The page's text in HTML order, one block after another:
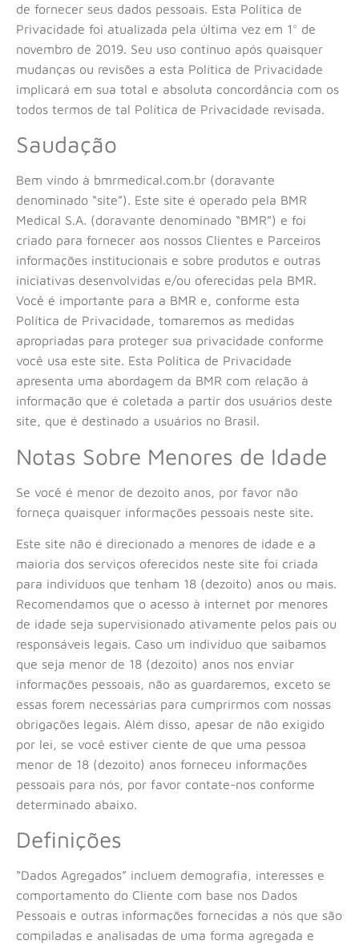
de fornecer seus dados pessoais. Esta Política de
Privacidade foi atualizada pela última vez em 1° de
novembro de 2019. Seu uso contínuo após quaisquer
mudanças ou revisões a esta Política de Privacidade
implicará em sua total e absoluta concordância com os
todos termos de tal Política de Privacidade revisada.
Saudação
Bem vindo à bmrmedical.com.br (doravante
denominado “site”). Este site é operado pela BMR
Medical S.A. (doravante denominado “BMR”) e foi
criado para fornecer aos nossos Clientes e Parceiros
informações institucionais e sobre produtos e outras
iniciativas desenvolvidas e/ou oferecidas pela BMR.
Você é importante para a BMR e, conforme esta
Política de Privacidade, tomaremos as medidas
apropriadas para proteger sua privacidade conforme
você usa este site. Esta Política de Privacidade
apresenta uma abordagem da BMR com relação à
informação que é coletada a partir dos usuários deste
site, que é destinado a usuários no Brasil.
Notas Sobre Menores de Idade
Se você é menor de dezoito anos, por favor não
forneça quaisquer informações pessoais neste site.
Este site não é direcionado a menores de idade e a
maioria dos serviços oferecidos neste site foi criada
para indivíduos que tenham 18 (dezoito) anos ou mais.
Recomendamos que o acesso à internet por menores
de idade seja supervisionado ativamente pelos pais ou
responsáveis legais. Caso um indivíduo que saibamos
que seja menor de 18 (dezoito) anos nos enviar
informações pessoais, não as guardaremos, exceto se
essas forem necessárias para cumprirmos com nossas
obrigações legais. Além disso, apesar de não exigido
por lei, se você estiver ciente de que uma pessoa
menor de 18 (dezoito) anos forneceu informações
pessoais para nós, por favor contate-nos conforme
determinado abaixo.
Definições
“Dados Agregados” incluem demografia, interesses e
comportamento do Cliente com base nos Dados
Pessoais e outras informações fornecidas a nós que são
compiladas e analisadas de uma forma agregada e